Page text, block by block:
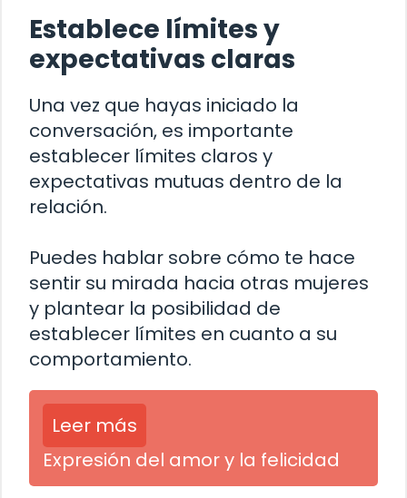
Establece límites y
expectativas claras
Una vez que hayas iniciado la
conversación, es importante
establecer límites claros y
expectativas mutuas dentro de la
relación.
Puedes hablar sobre cómo te hace
sentir su mirada hacia otras mujeres
y plantear la posibilidad de
establecer límites en cuanto a su
comportamiento.
Leer más
Expresión del amor y la felicidad